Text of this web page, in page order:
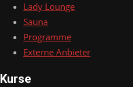
Lady Lounge
Sauna
Programme
Externe Anbieter
Kurse